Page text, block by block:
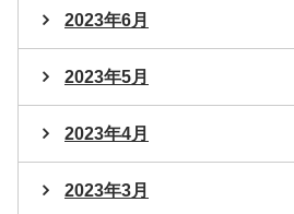
2023年6月
2023年5月
2023年4月
2023年3月